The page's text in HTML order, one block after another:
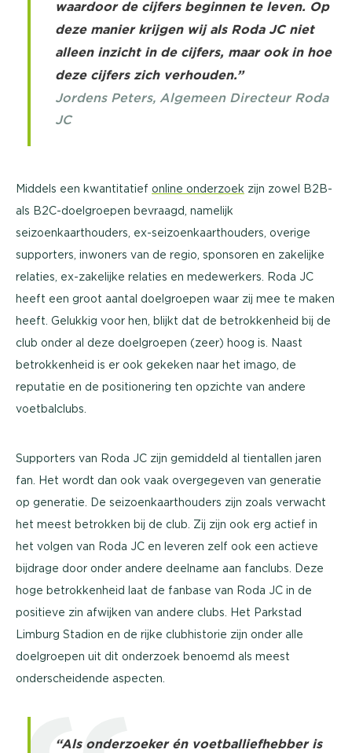
waardoor de cijfers beginnen te leven. Op
deze manier krijgen wij als Roda JC niet
alleen inzicht in de cijfers, maar ook in hoe
deze cijfers zich verhouden.”
Jordens Peters, Algemeen Directeur Roda
JC
Middels een kwantitatief online onderzoek zijn zowel B2B-
als B2C-doelgroepen bevraagd, namelijk
seizoenkaarthouders, ex-seizoenkaarthouders, overige
supporters, inwoners van de regio, sponsoren en zakelijke
relaties, ex-zakelijke relaties en medewerkers. Roda JC
heeft een groot aantal doelgroepen waar zij mee te maken
heeft. Gelukkig voor hen, blijkt dat de betrokkenheid bij de
club onder al deze doelgroepen (zeer) hoog is. Naast
betrokkenheid is er ook gekeken naar het imago, de
reputatie en de positionering ten opzichte van andere
voetbalclubs.
Supporters van Roda JC zijn gemiddeld al tientallen jaren
fan. Het wordt dan ook vaak overgegeven van generatie
op generatie. De seizoenkaarthouders zijn zoals verwacht
het meest betrokken bij de club. Zij zijn ook erg actief in
het volgen van Roda JC en leveren zelf ook een actieve
bijdrage door onder andere deelname aan fanclubs. Deze
hoge betrokkenheid laat de fanbase van Roda JC in de
positieve zin afwijken van andere clubs. Het Parkstad
Limburg Stadion en de rijke clubhistorie zijn onder alle
doelgroepen uit dit onderzoek benoemd als meest
onderscheidende aspecten.
“Als onderzoeker én voetballiefhebber is